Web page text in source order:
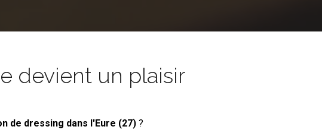
devient un plaisir
de dressing dans l'Eure (27) ?